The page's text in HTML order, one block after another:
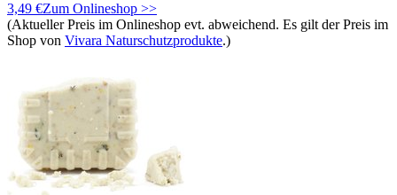
3,49 €Zum Onlineshop >>
(Aktueller Preis im Onlineshop evt. abweichend. Es gilt der Preis im
Shop von Vivara Naturschutzprodukte.)